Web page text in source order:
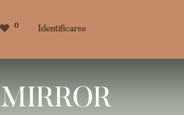
0 Identificarse